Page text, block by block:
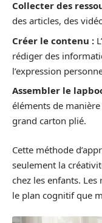
Collecter des
des articles, des
Créer le contenu :
rédiger des
l’expression
Assembler le
éléments de
grand carton plié.
Cette méthode
seulement la
chez les enfants.
le plan cognitif que